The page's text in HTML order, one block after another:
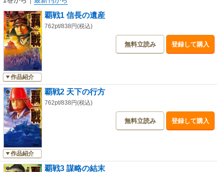
作品紹介
覇戦1 信長の遺産
762pt/838円(税込)
無料立読み 登録して購入
作品紹介
覇戦2 天下の行方
762pt/838円(税込)
無料立読み 登録して購入
覇戦3 謀略の結末